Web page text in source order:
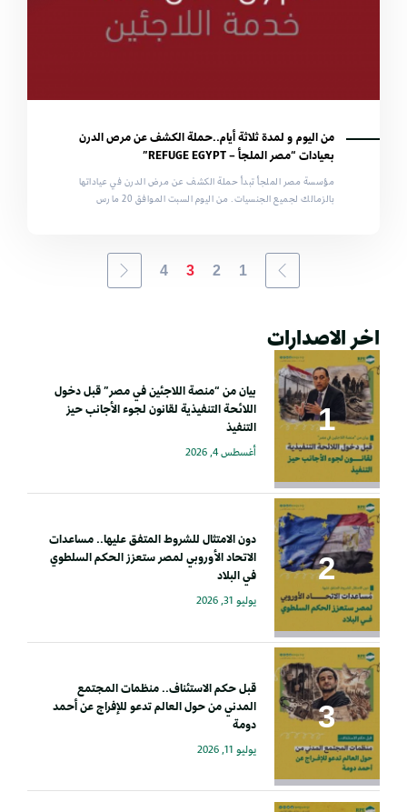
من اليوم و لمدة ثلاثة أيام..حملة الكشف عن مرص الدرن
بعيادات “مصر الملجأ – REFUGE EGYPT”
مؤسسة مصر الملجأ تبدأ حملة الكشف عن مرض الدرن في عياداتها
بالزمالك لجميع الجنسيات. من اليوم السبت الموافق 20 مارس
1
2
3
4
اخر الاصدارات
بيان من “منصة اللاجئين في مصر” قبل دخول
اللائحة التنفيذية لقانون لجوء الأجانب حيز
التنفيذ
أغسطس 4, 2026
دون الامتثال للشروط المتفق عليها.. مساعدات
الاتحاد الأوروبي لمصر ستعزز الحكم السلطوي
في البلاد
يوليو 31, 2026
قبل حكم الاستئناف.. منظمات المجتمع
المدني من حول العالم تدعو للإفراج عن أحمد
دومة
يوليو 11, 2026